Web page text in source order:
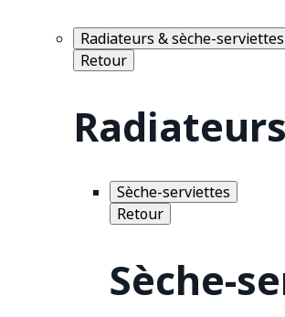
Radiateurs & sèche-serviettes
Retour
Sèche-serviettes
Retour
Sèche-